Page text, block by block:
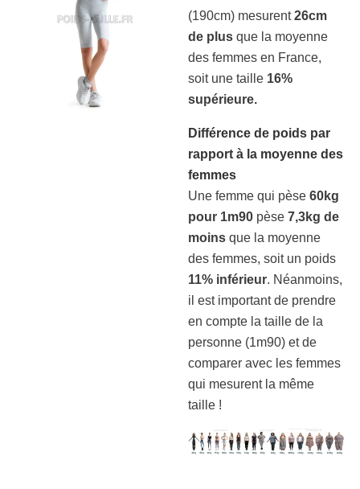
(190cm) mesurent26cm
de plus que la moyenne
des femmes en France,
soit une taille 16%
supérieure.
Différence de poids par
rapport à la moyenne des
femmes
Une femme qui pèse 60kg
pour 1m90 pèse 7,3kg de
moins que la moyenne
des femmes, soit un poids
11% inférieur. Néanmoins,
il est important de prendre
en compte la taille de la
personne (1m90) et de
comparer avec les femmes
qui mesurent la même
taille !